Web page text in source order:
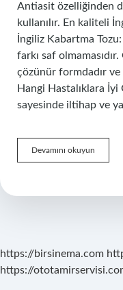
Antiasit özelliğinden
kullanılır. En kaliteli
İngiliz Kabartma
farkı saf
çözünür formdadır ve
Hangi Hastalıklara İyi
sayesinde iltihap ve
Devamını okuyun
Var
https://birsinema.com
https://